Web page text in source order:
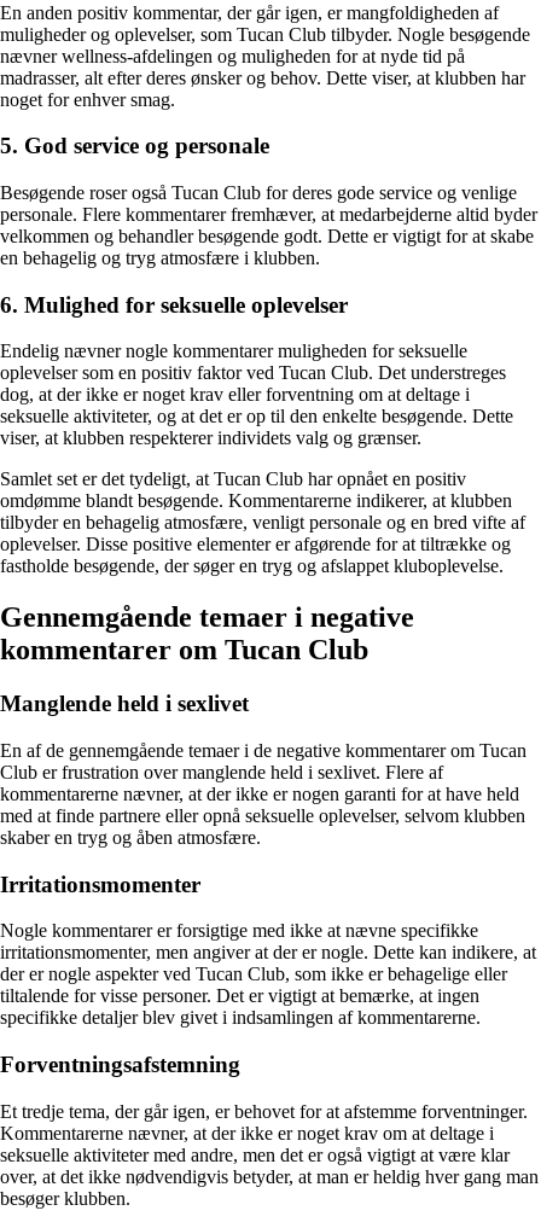
En anden positiv kommentar, der går igen, er mangfoldigheden af
muligheder og oplevelser, som Tucan Club tilbyder. Nogle besøgende
nævner wellness-afdelingen og muligheden for at nyde tid på
madrasser, alt efter deres ønsker og behov. Dette viser, at klubben har
noget for enhver smag.
5. God service og personale
Besøgende roser også Tucan Club for deres gode service og venlige
personale. Flere kommentarer fremhæver, at medarbejderne altid byder
velkommen og behandler besøgende godt. Dette er vigtigt for at skabe
en behagelig og tryg atmosfære i klubben.
6. Mulighed for seksuelle oplevelser
Endelig nævner nogle kommentarer muligheden for seksuelle
oplevelser som en positiv faktor ved Tucan Club. Det understreges
dog, at der ikke er noget krav eller forventning om at deltage i
seksuelle aktiviteter, og at det er op til den enkelte besøgende. Dette
viser, at klubben respekterer individets valg og grænser.
Samlet set er det tydeligt, at Tucan Club har opnået en positiv
omdømme blandt besøgende. Kommentarerne indikerer, at klubben
tilbyder en behagelig atmosfære, venligt personale og en bred vifte af
oplevelser. Disse positive elementer er afgørende for at tiltrække og
fastholde besøgende, der søger en tryg og afslappet kluboplevelse.
Gennemgående temaer i negative
kommentarer om Tucan Club
Manglende held i sexlivet
En af de gennemgående temaer i de negative kommentarer om Tucan
Club er frustration over manglende held i sexlivet. Flere af
kommentarerne nævner, at der ikke er nogen garanti for at have held
med at finde partnere eller opnå seksuelle oplevelser, selvom klubben
skaber en tryg og åben atmosfære.
Irritationsmomenter
Nogle kommentarer er forsigtige med ikke at nævne specifikke
irritationsmomenter, men angiver at der er nogle. Dette kan indikere, at
der er nogle aspekter ved Tucan Club, som ikke er behagelige eller
tiltalende for visse personer. Det er vigtigt at bemærke, at ingen
specifikke detaljer blev givet i indsamlingen af kommentarerne.
Forventningsafstemning
Et tredje tema, der går igen, er behovet for at afstemme forventninger.
Kommentarerne nævner, at der ikke er noget krav om at deltage i
seksuelle aktiviteter med andre, men det er også vigtigt at være klar
over, at det ikke nødvendigvis betyder, at man er heldig hver gang man
besøger klubben.